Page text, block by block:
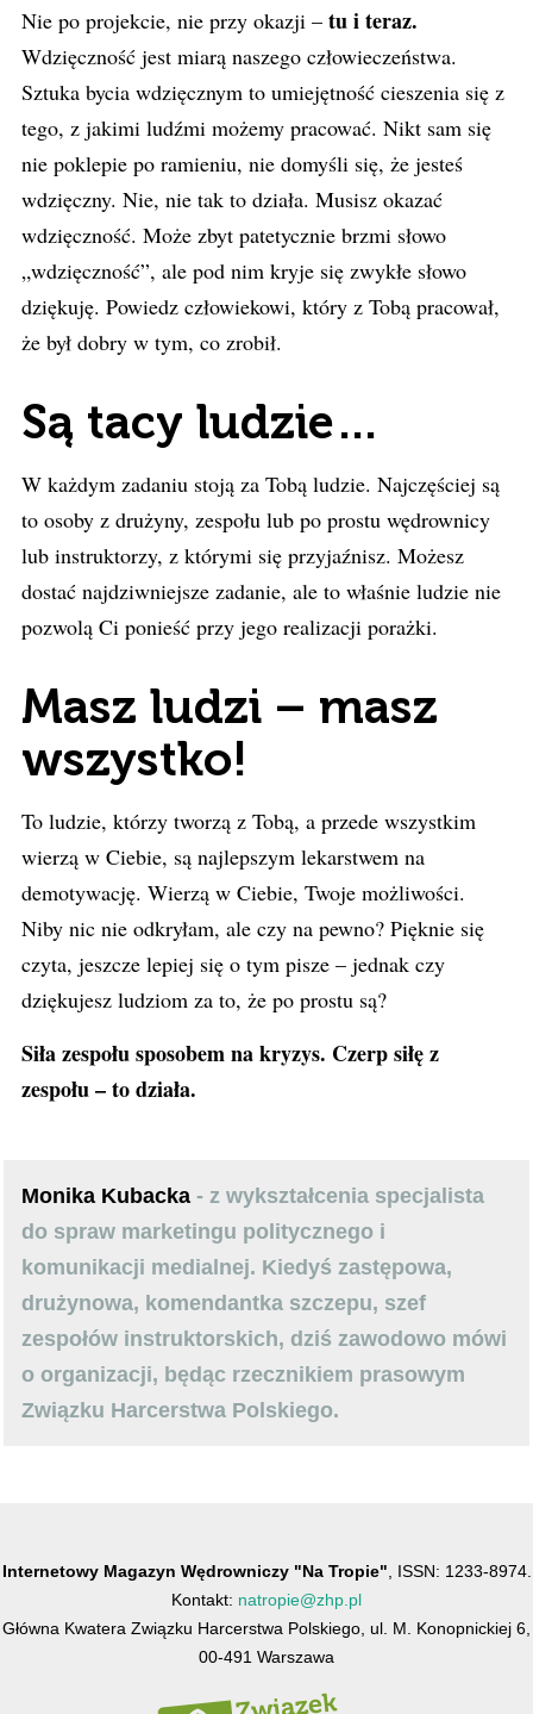
Nie po projekcie, nie przy okazji – tu i teraz.
Wdzięczność jest miarą naszego człowieczeństwa.
Sztuka bycia wdzięcznym to umiejętność cieszenia się z
tego, z jakimi ludźmi możemy pracować. Nikt sam się
nie poklepie po ramieniu, nie domyśli się, że jesteś
wdzięczny. Nie, nie tak to działa. Musisz okazać
wdzięczność. Może zbyt patetycznie brzmi słowo
„wdzięczność”, ale pod nim kryje się zwykłe słowo
dziękuję. Powiedz człowiekowi, który z Tobą pracował,
że był dobry w tym, co zrobił.
Są tacy ludzie…
W każdym zadaniu stoją za Tobą ludzie. Najczęściej są
to osoby z drużyny, zespołu lub po prostu wędrownicy
lub instruktorzy, z którymi się przyjaźnisz. Możesz
dostać najdziwniejsze zadanie, ale to właśnie ludzie nie
pozwolą Ci ponieść przy jego realizacji porażki.
Masz ludzi – masz
wszystko!
To ludzie, którzy tworzą z Tobą, a przede wszystkim
wierzą w Ciebie, są najlepszym lekarstwem na
demotywację. Wierzą w Ciebie, Twoje możliwości.
Niby nic nie odkryłam, ale czy na pewno? Pięknie się
czyta, jeszcze lepiej się o tym pisze – jednak czy
dziękujesz ludziom za to, że po prostu są?
Siła zespołu sposobem na kryzys. Czerp siłę z
zespołu – to działa.
Monika Kubacka - z wykształcenia specjalista
do spraw marketingu politycznego i
komunikacji medialnej. Kiedyś zastępowa,
drużynowa, komendantka szczepu, szef
zespołów instruktorskich, dziś zawodowo mówi
o organizacji, będąc rzecznikiem prasowym
Związku Harcerstwa Polskiego.
Internetowy Magazyn Wędrowniczy "Na Tropie" , ISSN: 1233-8974.
Kontakt: natropie@zhp.pl
Główna Kwatera Związku Harcerstwa Polskiego, ul. M. Konopnickiej 6,
00-491 Warszawa